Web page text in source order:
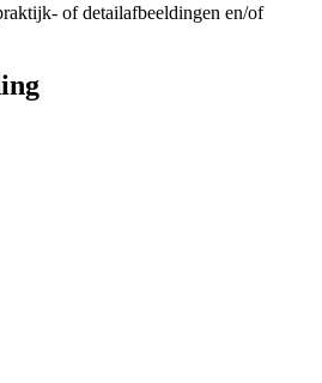
of detailafbeeldingen en/of